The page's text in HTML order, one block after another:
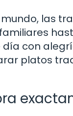
las
con
platos